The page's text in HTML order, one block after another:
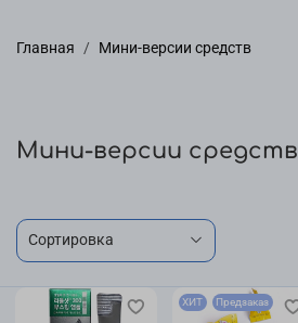
Главная Мини-версии средств
Мини-версии средств
ХИТ Предзаказ